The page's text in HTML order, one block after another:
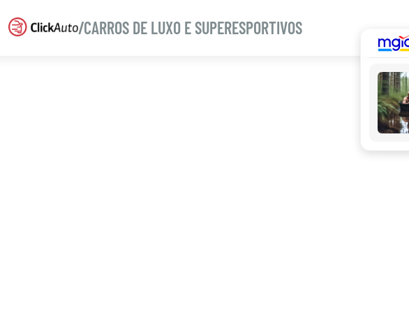
/CARROS DE LUXO E SUPERESPORTIVOS